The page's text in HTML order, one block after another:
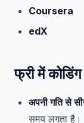
Coursera
edX
फ्री में
अपनी गति से
समय लगता है।